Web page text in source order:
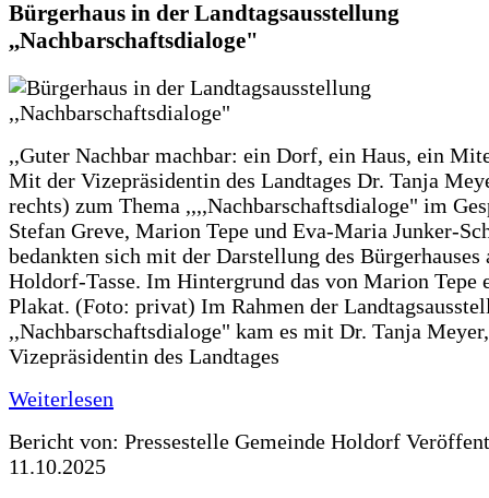
Bürgerhaus in der Landtagsausstellung
,,Nachbarschaftsdialoge"
,,Guter Nachbar machbar: ein Dorf, ein Haus, ein
Mit der Vizepräsidentin des Landtages Dr. Tanja
rechts) zum Thema ,,,,Nachbarschaftsdialoge" im
Stefan Greve, Marion Tepe und Eva-Maria Junker-
bedankten sich mit der Darstellung des Bürgerhauses
Holdorf-Tasse. Im Hintergrund das von Marion Tepe
Plakat. (Foto: privat) Im Rahmen der
,,Nachbarschaftsdialoge" kam es mit Dr. Tanja Meyer,
Vizepräsidentin des Landtages
Weiterlesen
Bericht von: Pressestelle Gemeinde Holdorf
11.10.2025